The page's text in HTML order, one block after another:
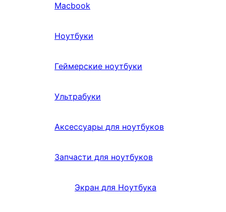
Macbook
Ноутбуки
Геймерские ноутбуки
Ультрабуки
Аксессуары для ноутбуков
Запчасти для ноутбуков
Экран для Ноутбука